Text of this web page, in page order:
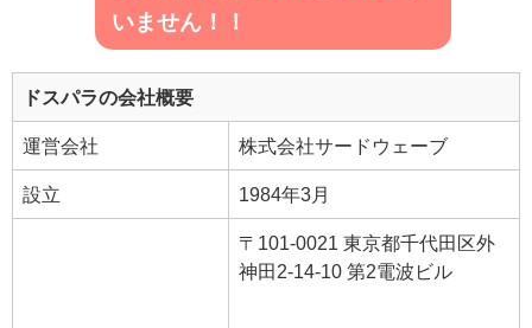
いません！！
ドスパラの会社概要
運営会社 株式会社サードウェーブ
設立 1984年3月
〒101-0021 東京都千代田区外
神田2-14-10 第2電波ビル